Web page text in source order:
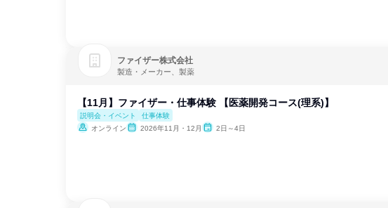
ファイザー株式会社
製造・メーカー、製薬
【11月】ファイザー・仕事体験 【医薬開発コース(理系)】
説明会・イベント
仕事体験
オンライン
2026年11月・12月 2日～4日